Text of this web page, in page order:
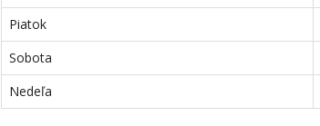
Piatok
Sobota
Nedeľa